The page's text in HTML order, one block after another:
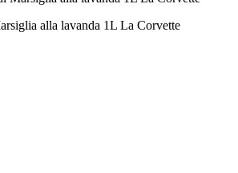
alla lavanda 1L La Corvette